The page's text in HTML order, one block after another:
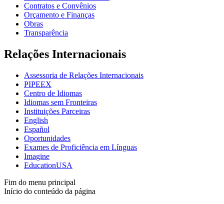
Contratos e Convênios
Orçamento e Finanças
Obras
Transparência
Relações Internacionais
Assessoria de Relações Internacionais
PIPEEX
Centro de Idiomas
Idiomas sem Fronteiras
Instituições Parceiras
English
Español
Oportunidades
Exames de Proficiência em Línguas
Imagine
EducationUSA
Fim do menu principal
Início do conteúdo da página